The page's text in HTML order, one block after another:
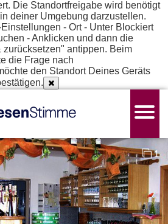
Die Standortfreigabe wird benötigt
deiner Umgebung darzustellen.
- Ort - Unter Blockiert
- Anklicken und dann die
antippen. Beim
die Frage nach
den Standort Deines Geräts
1